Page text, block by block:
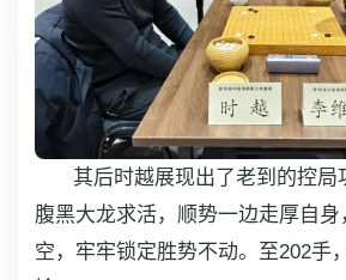
其后时越展现出了老到的控局
腹黑大龙求活，顺势一边走厚自身
空，牢牢锁定胜势不动。至202手